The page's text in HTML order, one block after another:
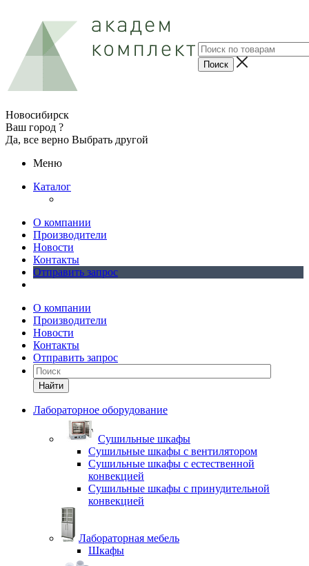
Новосибирск
Ваш город ?
Да, все верно Выбрать другой
Меню
Каталог
О компании
Производители
Новости
Контакты
Отправить запрос
О компании
Производители
Новости
Контакты
Отправить запрос
Найти
Лабораторное оборудование
Cушильные шкафы
Сушильные шкафы с вентилятором
Сушильные шкафы с естественной
конвекцией
Сушильные шкафы с принудительной
конвекцией
Лабораторная мебель
Шкафы